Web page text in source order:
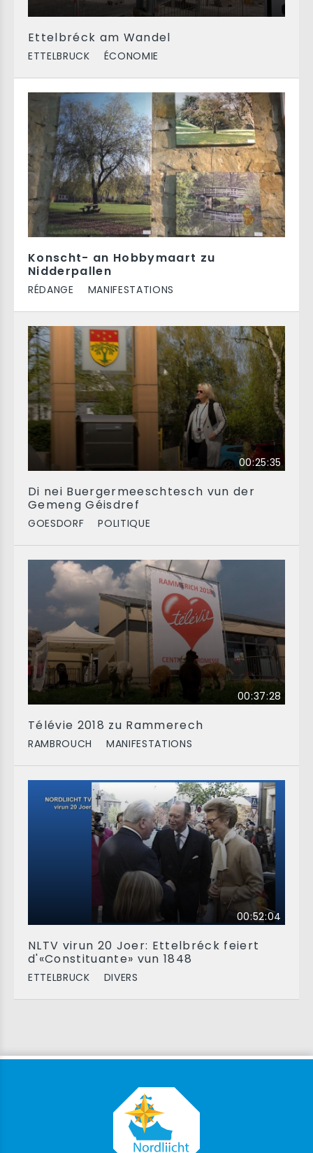
Ettelbréck am Wandel
ETTELBRUCK ÉCONOMIE
Konscht- an Hobbymaart zu
Nidderpallen
RÉDANGE MANIFESTATIONS
00:25:35
Di nei Buergermeeschtesch vun der
Gemeng Géisdref
GOESDORF POLITIQUE
00:37:28
Télévie 2018 zu Rammerech
RAMBROUCH MANIFESTATIONS
00:52:04
NLTV virun 20 Joer: Ettelbréck feiert
d'«Constituante» vun 1848
ETTELBRUCK DIVERS